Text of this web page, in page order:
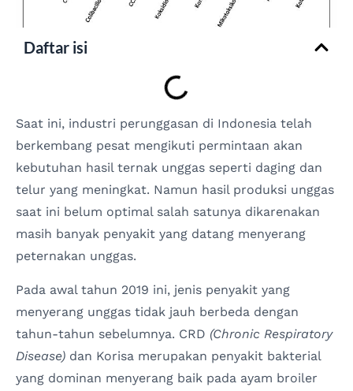
Daftar isi
Saat ini, industri perunggasan di Indonesia telah
berkembang pesat mengikuti permintaan akan
kebutuhan hasil ternak unggas seperti daging dan
telur yang meningkat. Namun hasil produksi unggas
saat ini belum optimal salah satunya dikarenakan
masih banyak penyakit yang datang menyerang
peternakan unggas.
Pada awal tahun 2019 ini, jenis penyakit yang
menyerang unggas tidak jauh berbeda dengan
tahun-tahun sebelumnya. CRD (Chronic Respiratory
Disease) dan Korisa merupakan penyakit bakterial
yang dominan menyerang baik pada ayam broiler